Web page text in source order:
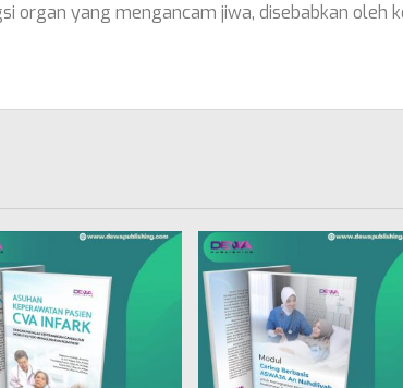
organ yang mengancam jiwa, disebabkan oleh